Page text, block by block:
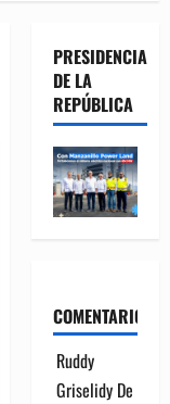
PRESIDENCIA
DE LA
REPÚBLICA
COMENTARIOS
Ruddy
Griselidy De